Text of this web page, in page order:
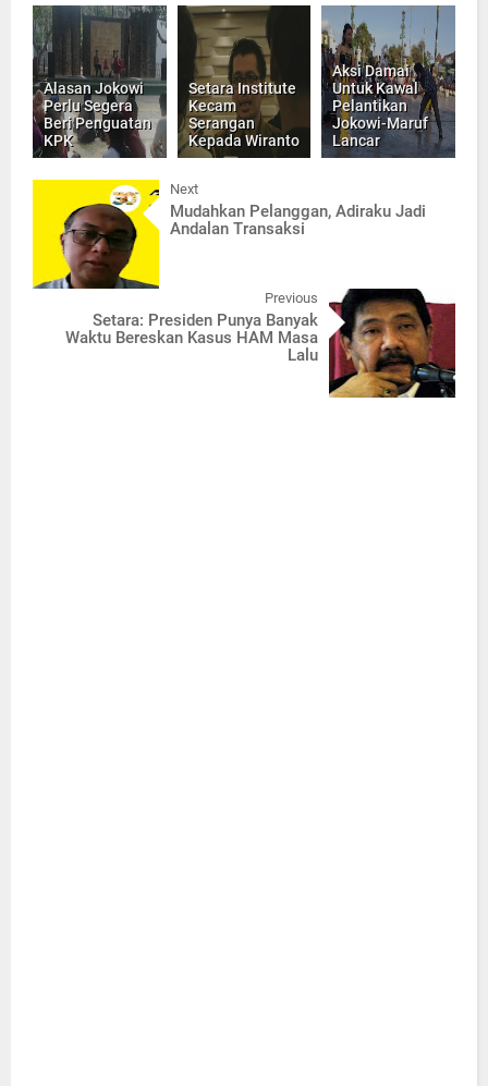
Alasan Jokowi
Perlu Segera
Beri Penguatan
KPK
Setara Institute
Kecam
Serangan
Kepada Wiranto
Aksi Damai
Untuk Kawal
Pelantikan
Jokowi-Maruf
Lancar
Next
Mudahkan Pelanggan, Adiraku Jadi
Andalan Transaksi
Previous
Setara: Presiden Punya Banyak
Waktu Bereskan Kasus HAM Masa
Lalu